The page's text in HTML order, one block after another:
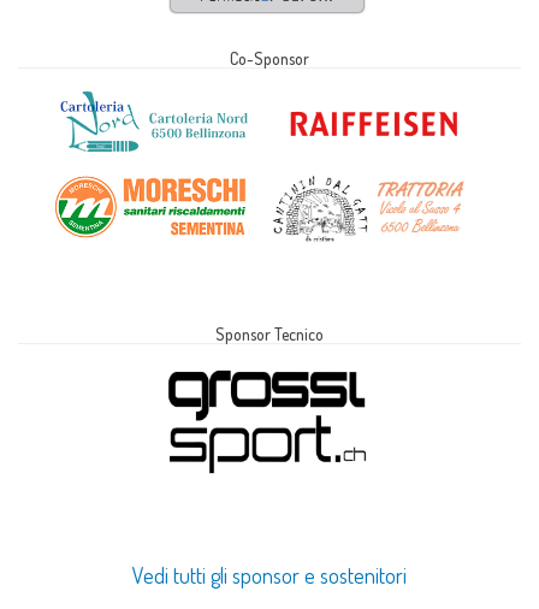
Co-Sponsor
Sponsor Tecnico
Vedi tutti gli sponsor e sostenitori